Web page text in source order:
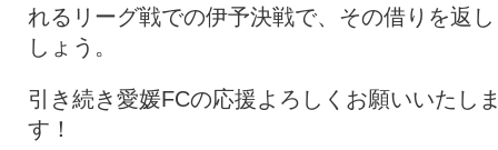
れるリーグ戦での伊予決戦で、その借りを返
しょう。
引き続き愛媛FCの応援よろしくお願いいたし
す！